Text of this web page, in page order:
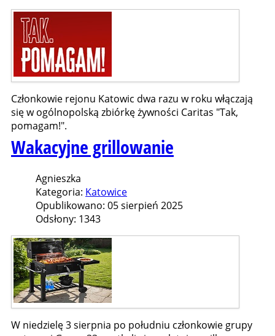
Członkowie rejonu Katowic dwa razu w roku włączają
się w ogólnopolską zbiórkę żywności Caritas "Tak,
pomagam!".
Wakacyjne grillowanie
Agnieszka
Kategoria: Katowice
Opublikowano: 05 sierpień 2025
Odsłony: 1343
W niedzielę 3 sierpnia po południu członkowie grupy